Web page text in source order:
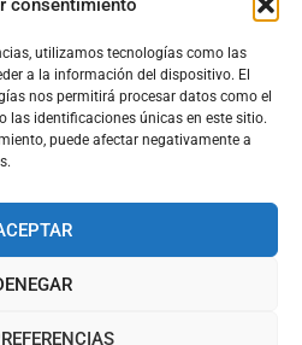
consentimiento
utilizamos tecnologías como las
a la información del dispositivo. El
nos permitirá procesar datos como el
las identificaciones únicas en este sitio.
puede afectar negativamente a
para Chapela de Cuenca